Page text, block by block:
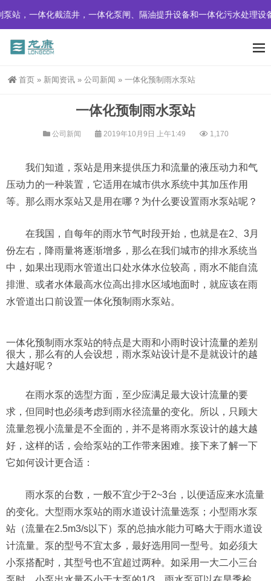
，一体化截流井，一体化泵闸、隔油提升设备和一体化污水处理设备
首页 » 新闻资讯 » 公司新闻 » 一体化预制雨水泵站
一体化预制雨水泵站
公司新闻 2019年10月9日 上午1:49 1,170
我们知道，泵站是用来提供压力和流量的液压动力和气
压动力的一种装置，它适用在城市供水系统中其加压作用
等。那么雨水泵站又是用在哪？为什么要设置雨水泵站呢？
在我国，自每年的雨水节气时段开始，也就是在2、3月
份左右，降雨量将逐渐增多，那么在我们城市的排水系统当
中，如果出现雨水管道出口处水体水位较高，雨水不能自流
排泄、或者水体最高水位高出排水区域地面时，就应该在雨
水管道出口前设置一体化预制雨水泵站。
一体化预制雨水泵站的特点是大雨和小雨时设计流量的差别
很大，那么有的人会设想，雨水泵站设计是不是就设计的越
大越好呢？
在雨水泵的选型方面，至少应满足最大设计流量的要
求，但同时也必须考虑到雨水径流量的变化。所以，只顾大
流量忽视小流量是不全面的，并不是将雨水泵设计的越大越
好，这样的话，会给泵站的工作带来困难。接下来了解一下
它如何设计更合适：
雨水泵的台数，一般不宜少于2~3台，以便适应来水流量
的变化。大型雨水泵站的雨水道设计流量选泵；小型雨水泵
站（流量在2.5m3/s以下）泵的总抽水能力可略大于雨水道设
计流量。泵的型号不宜太多，最好选用同一型号。如必须大
小泵搭配时，其型号也不宜超过两种。如采用一大二小三台